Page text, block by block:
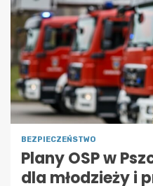
BEZPIECZEŃSTWO
Plany OSP w
dla młodzieży i